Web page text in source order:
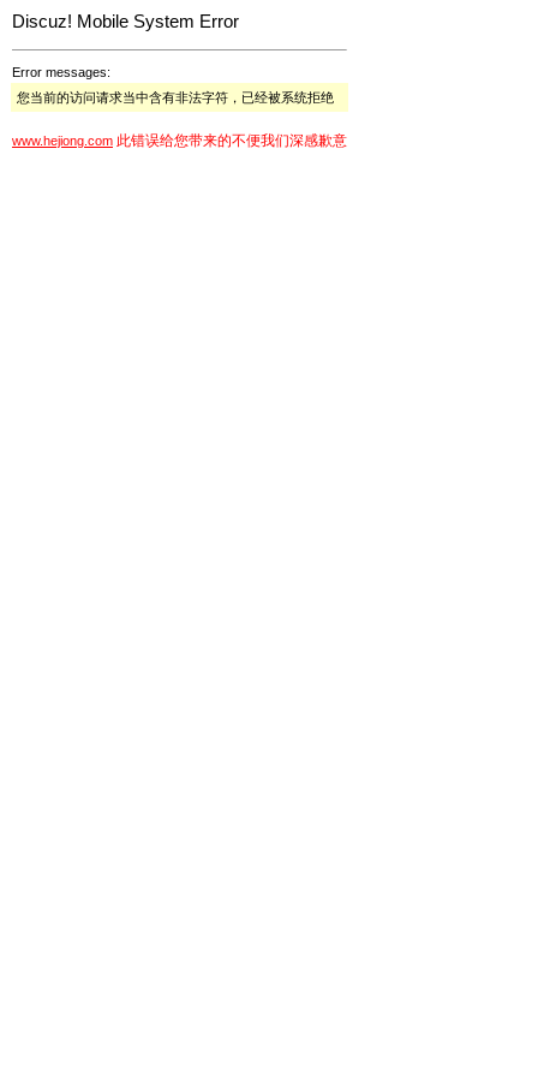
Discuz! Mobile System Error
Error messages:
您当前的访问请求当中含有非法字符，已经被系统拒绝
www.hejiong.com 此错误给您带来的不便我们深感歉意